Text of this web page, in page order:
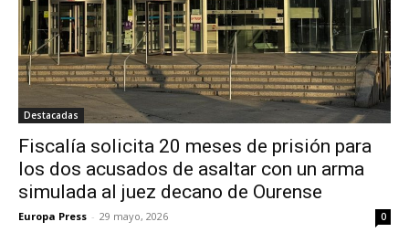
Destacadas
Fiscalía solicita 20 meses de prisión para
los dos acusados de asaltar con un arma
simulada al juez decano de Ourense
Europa Press - 29 mayo, 2026 0